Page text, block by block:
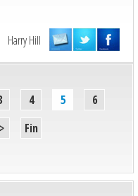
Harry Hill
4 5
6
Fin